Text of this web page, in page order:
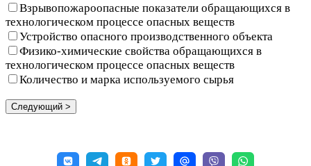
Взрывопожароопасные показатели обращающихся в
технологическом процессе опасных веществ
Устройство опасного производственного объекта
Физико-химические свойства обращающихся в
технологическом процессе опасных веществ
Количество и марка используемого сырья